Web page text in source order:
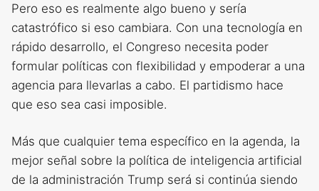
Pero eso es realmente algo bueno y sería
catastrófico si eso cambiara. Con una tecnología en
rápido desarrollo, el Congreso necesita poder
formular políticas con flexibilidad y empoderar a una
agencia para llevarlas a cabo. El partidismo hace
que eso sea casi imposible.
Más que cualquier tema específico en la agenda, la
mejor señal sobre la política de inteligencia artificial
de la administración Trump será si continúa siendo